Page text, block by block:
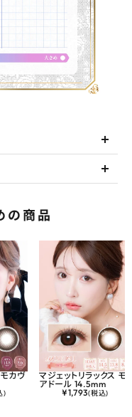
の商品
カヴ
)
マジェットリラックス モ
アドール 14.5mm
¥1,793(税込)